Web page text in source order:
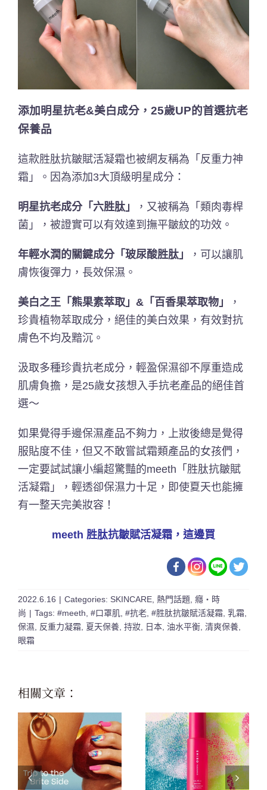
添加明星抗老&美白成分，25歲UP的首選抗老
保養品
這款胜肽抗皺賦活凝霜也被網友稱為「反重力神
霜」。因為添加3大頂級明星成分：
明星抗老成分「六胜肽」
，又被稱為「類肉毒桿
菌」，被證實可以有效達到撫平皺紋的功效。
年輕水潤的關鍵成分「玻尿酸胜肽」
，可以讓肌
膚恢復彈力，長效保濕。
美白之王「熊果素萃取」 & 「百香果萃取物」
，
珍貴植物萃取成分，絕佳的美白效果，有效對抗
膚色不均及黯沉。
汲取多種珍貴抗老成分，輕盈保濕卻不厚重造成
肌膚負擔，是25歲女孩想入手抗老產品的絕佳首
選～
如果覺得手邊保濕產品不夠力，上妝後總是覺得
服貼度不佳，但又不敢嘗試霜類產品的女孩們，
一定要試試讓小編超驚豔的meeth「胜肽抗皺賦
活凝霜」，輕透卻保濕力十足，即使夏天也能擁
有一整天完美妝容！
meeth 胜肽抗皺賦活凝霜，這邊買
2022.6.16 | Categories: SKINCARE 熱門話題 癮・時
尚 | Tags: #meeth #口罩肌 #抗老 #胜肽抗皺賦活凝霜 乳霜
保濕
反重力凝霜 夏天保養 持妝 日本 油水平衡 清爽保養
眼霜
相關文章：